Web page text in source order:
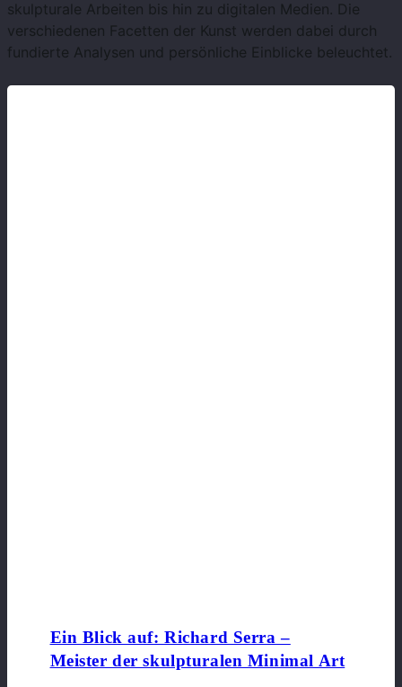
skulpturale Arbeiten bis hin zu digitalen Medien. Die
verschiedenen Facetten der Kunst werden dabei durch
fundierte Analysen und persönliche Einblicke beleuchtet.
Ein Blick auf: Richard Serra –
Meister der skulpturalen Minimal Art